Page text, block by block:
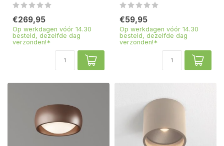
€269,95
Op werkdagen vóór 14.30
besteld, dezelfde dag
verzonden!*
€59,95
Op werkdagen vóór 14.30
besteld, dezelfde dag
verzonden!*